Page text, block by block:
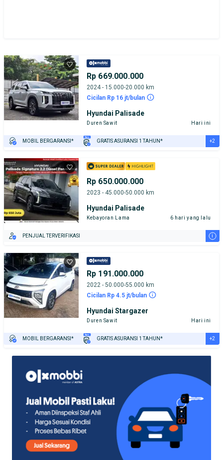
Rp 669.000.000
2024 - 15.000-20.000 km
Cicilan Rp 16 jt/bulan
Hyundai Palisade
Duren Sawit Hari ini
MOBIL BERGARANSI* GRATIS ASURANSI 1 TAHUN* +2
Rp 650.000.000
2023 - 45.000-50.000 km
Hyundai Palisade
Kebayoran Lama 6 hari yang lalu
PENJUAL TERVERIFIKASI i
Rp 191.000.000
2022 - 50.000-55.000 km
Cicilan Rp 4.5 jt/bulan
Hyundai Stargazer
Duren Sawit Hari ini
MOBIL BERGARANSI* GRATIS ASURANSI 1 TAHUN* +2